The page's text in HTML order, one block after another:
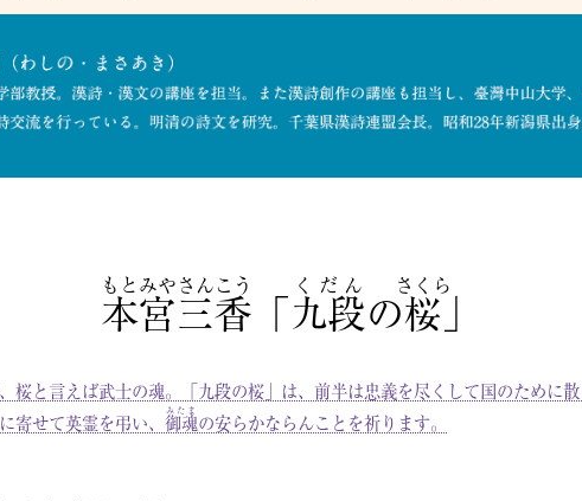
本宮三香
もとみやさんこう
九段
くだん
の桜
さくら
桜と言えば武士の魂。「九段の桜」は、前半は忠義を尽くして国のために
寄せて英霊を弔い、 御魂
みたま
の安らかならんことを祈ります。